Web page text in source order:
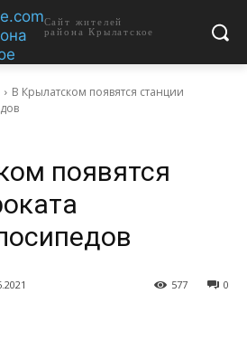
Сайт жителей
района Крылатское
В Крылатском появятся станции
появятся
0
577